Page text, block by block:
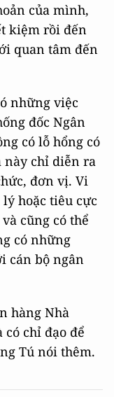
của mình,
kiệm rồi đến
quan tâm đến
những việc
đốc Ngân
có lỗ hổng có
này chỉ diễn ra
đơn vị. Vi
hoặc tiêu cực
cũng có thể
có những
cán bộ ngân
hàng Nhà
chỉ đạo để
Tú nói thêm.